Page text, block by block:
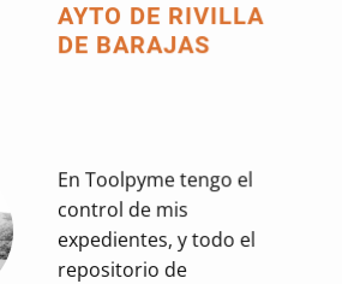
AYTO DE RIVILLA
DE BARAJAS
En Toolpyme tengo el
control de mis
expedientes, y todo el
repositorio de